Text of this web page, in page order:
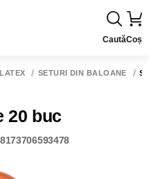
CautăCoș
SETURI DIN BALOANE
20 buc